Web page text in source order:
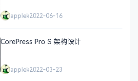
applek2022-06-16
CorePress Pro S 架构设计
applek2022-03-23